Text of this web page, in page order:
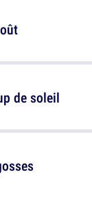
de soleil